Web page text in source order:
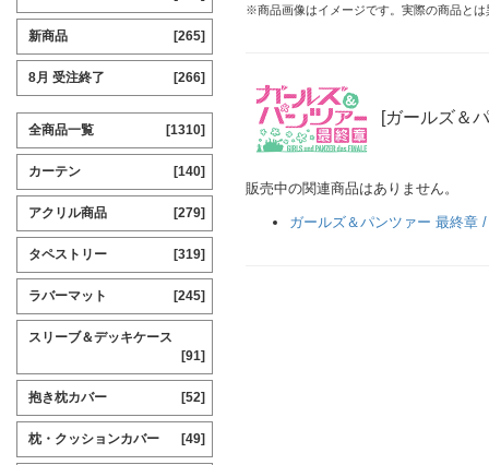
※商品画像はイメージです。実際の商品と
[ガールズ＆
販売中の関連商品はありません。
ガールズ＆パンツァー 最終章
新商品 [265]
8月 受注終了 [266]
全商品一覧 [1310]
カーテン [140]
アクリル商品 [279]
タペストリー [319]
ラバーマット [245]
スリーブ＆デッキケース
[91]
抱き枕カバー [52]
枕・クッションカバー [49]